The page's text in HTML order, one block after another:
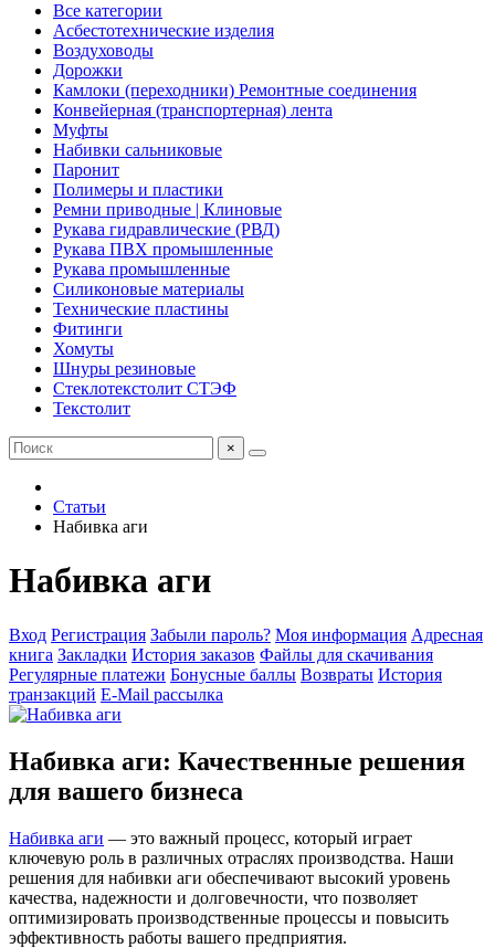
Все категории
Асбестотехнические изделия
Воздуховоды
Дорожки
Камлоки (переходники) Ремонтные соединения
Конвейерная (транспортерная) лента
Муфты
Набивки сальниковые
Паронит
Полимеры и пластики
Ремни приводные | Клиновые
Рукава гидравлические (РВД)
Рукава ПВХ промышленные
Рукава промышленные
Силиконовые материалы
Технические пластины
Фитинги
Хомуты
Шнуры резиновые
Стеклотекстолит СТЭФ
Текстолит
×
Статьи
Набивка аги
Набивка аги
Вход Регистрация Забыли пароль? Моя информация Адресная
книга Закладки История заказов Файлы для скачивания
Регулярные платежи Бонусные баллы Возвраты История
транзакций E-Mail рассылка
Набивка аги: Качественные решения
для вашего бизнеса
Набивка аги — это важный процесс, который играет
ключевую роль в различных отраслях производства. Наши
решения для набивки аги обеспечивают высокий уровень
качества, надежности и долговечности, что позволяет
оптимизировать производственные процессы и повысить
эффективность работы вашего предприятия.